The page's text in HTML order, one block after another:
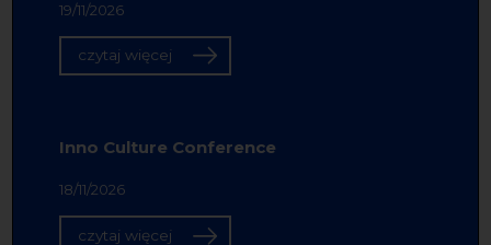
19/11/2026
czytaj więcej
Inno Culture Conference
18/11/2026
czytaj więcej